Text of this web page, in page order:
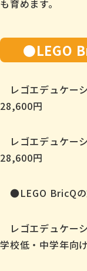
も育めます。
●LEGO
レゴエデュケー
28,600円
レゴエデュケー
28,600円
●LEGO BricQの
レゴエデュケー
学校低・中学年向け